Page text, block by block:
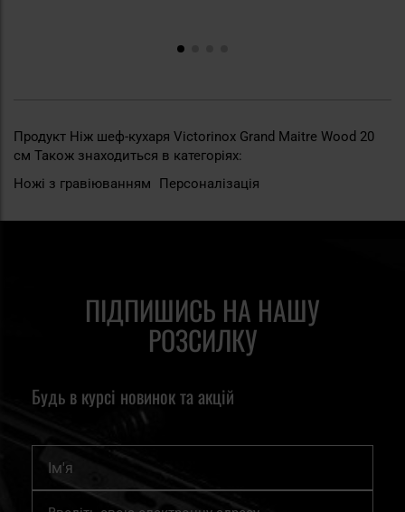
Продукт Ніж шеф-кухаря Victorinox Grand Maitre Wood 20
см Також знаходиться в категоріях:
Ножі з гравіюванням
Персоналізація
ПІДПИШИСЬ НА НАШУ
РОЗСИЛКУ
Будь в курсі новинок та акцій
Підпишіться